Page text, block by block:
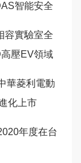
智能安全
容實驗室全
壓EV領域
華菱利電動
化上市
年度在台